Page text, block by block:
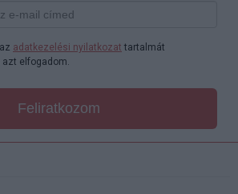
adatkezelési nyilatkozat tartalmát
elfogadom.
Feliratkozom